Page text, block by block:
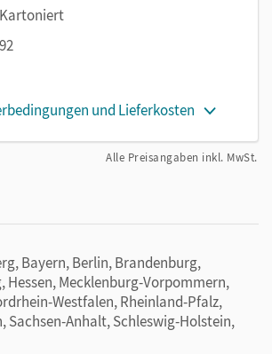
auf die Lehrplaninhalte abgestimmt. Die
eignen sich ideal zum
auch komplexerer Problemstellungen
und Sachaufgaben 1. Schuljahr
(Geld, Uhrzeit)
Muster und Strukturen
Vorgehen beim Lösen von kniffligen
Kartoniert
92
und Lieferkosten
Alle Preisangaben inkl. MwSt.
Bayern, Berlin, Brandenburg,
Hessen, Mecklenburg-Vorpommern,
Westfalen, Rheinland-Pfalz,
Sachsen-Anhalt, Schleswig-Holstein,